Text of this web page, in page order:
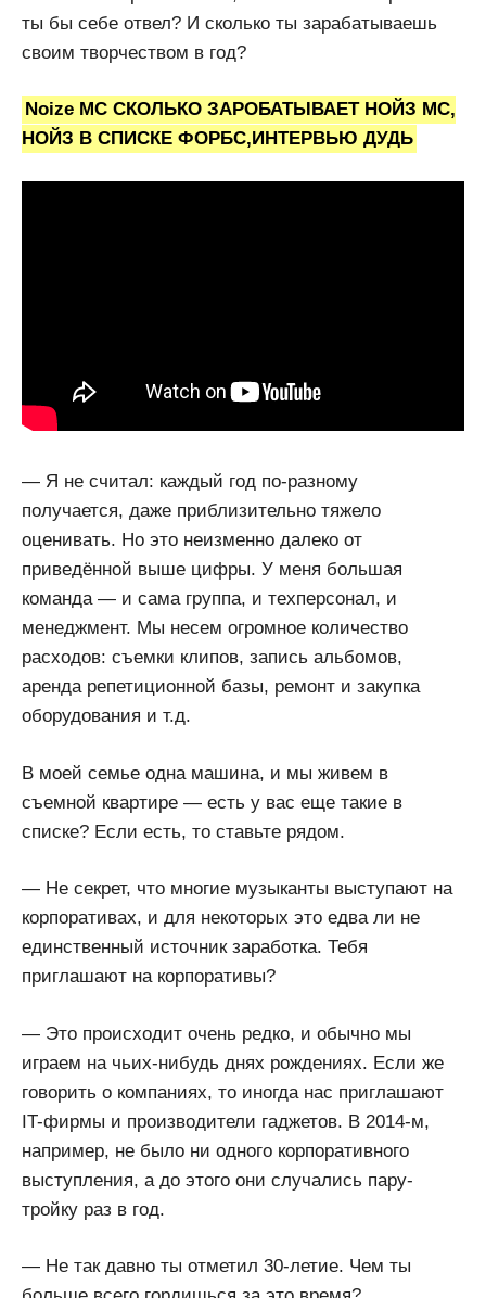
ты бы себе отвел? И сколько ты зарабатываешь
своим творчеством в год?
Noize MC СКОЛЬКО ЗАРОБАТЫВАЕТ НОЙЗ МС,
НОЙЗ В СПИСКЕ ФОРБС,ИНТЕРВЬЮ ДУДЬ
— Я не считал: каждый год по-разному
получается, даже приблизительно тяжело
оценивать. Но это неизменно далеко от
приведённой выше цифры. У меня большая
команда — и сама группа, и техперсонал, и
менеджмент. Мы несем огромное количество
расходов: съемки клипов, запись альбомов,
аренда репетиционной базы, ремонт и закупка
оборудования и т.д.
В моей семье одна машина, и мы живем в
съемной квартире — есть у вас еще такие в
списке? Если есть, то ставьте рядом.
— Не секрет, что многие музыканты выступают на
корпоративах, и для некоторых это едва ли не
единственный источник заработка. Тебя
приглашают на корпоративы?
— Это происходит очень редко, и обычно мы
играем на чьих-нибудь днях рождениях. Если же
говорить о компаниях, то иногда нас приглашают
IT-фирмы и производители гаджетов. В 2014-м,
например, не было ни одного корпоративного
выступления, а до этого они случались пару-
тройку раз в год.
— Не так давно ты отметил 30-летие. Чем ты